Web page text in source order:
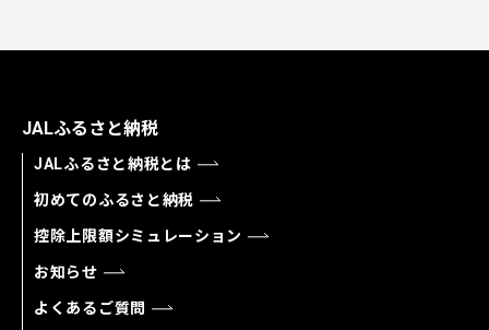
JALふるさと納税
JALふるさと納税とは
初めてのふるさと納税
控除上限額シミュレーション
お知らせ
よくあるご質問